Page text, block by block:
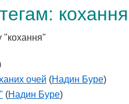
кохання
"кохання"
очей (Надин Буре)
(Надин Буре)